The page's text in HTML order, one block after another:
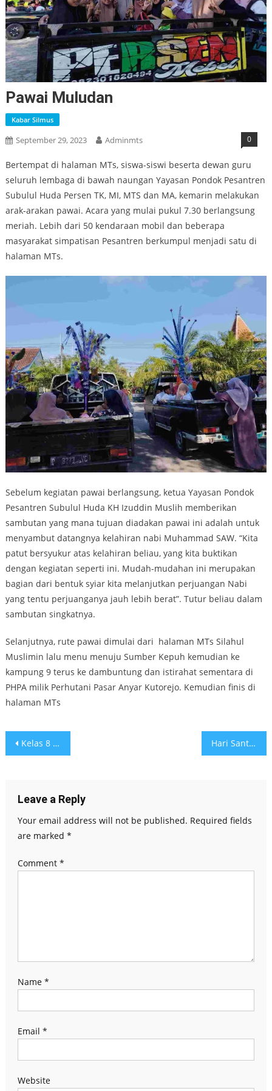
Pawai Muludan
Kabar Silmus
September 29, 2023 Adminmts 0
Bertempat di halaman MTs, siswa-siswi beserta dewan guru
seluruh lembaga di bawah naungan Yayasan Pondok Pesantren
Subulul Huda Persen TK, MI, MTS dan MA, kemarin melakukan
arak-arakan pawai. Acara yang mulai pukul 7.30 berlangsung
meriah. Lebih dari 50 kendaraan mobil dan beberapa
masyarakat simpatisan Pesantren berkumpul menjadi satu di
halaman MTs.
Sebelum kegiatan pawai berlangsung, ketua Yayasan Pondok
Pesantren Subulul Huda KH Izuddin Muslih memberikan
sambutan yang mana tujuan diadakan pawai ini adalah untuk
menyambut datangnya kelahiran nabi Muhammad SAW. “Kita
patut bersyukur atas kelahiran beliau, yang kita buktikan
dengan kegiatan seperti ini. Mudah-mudahan ini merupakan
bagian dari bentuk syiar kita melanjutkan perjuangan Nabi
yang tentu perjuanganya jauh lebih berat”. Tutur beliau dalam
sambutan singkatnya.
Selanjutnya, rute pawai dimulai dari halaman MTs Silahul
Muslimin lalu menu menuju Sumber Kepuh kemudian ke
kampung 9 terus ke dambuntung dan istirahat sementara di
PHPA milik Perhutani Pasar Anyar Kutorejo. Kemudian finis di
halaman MTs
Post
Kelas 8 Melakukan ANBK Hari Ini Hari Santri 2023
Leave a Reply
Your email address will not be published. Required fields
are marked *
Comment *
Name *
Email *
Website